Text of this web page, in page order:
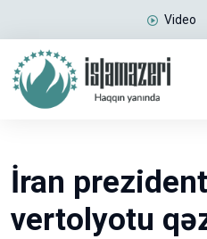
Video
İran
vertolyotu